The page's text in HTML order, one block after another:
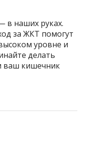
в наших руках.
за ЖКТ помогут
уровне и
делать
ваш кишечник